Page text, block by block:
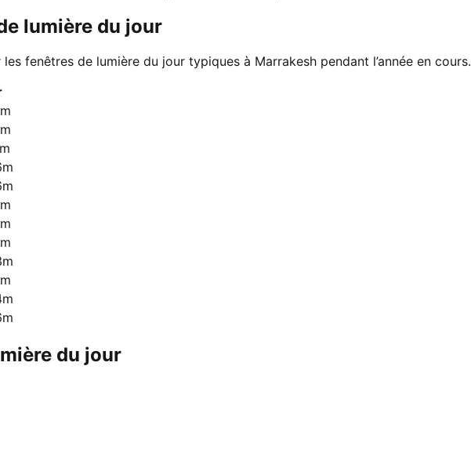
lumière du jour
fenêtres de lumière du jour typiques à Marrakesh pendant l’année en cours.
du jour